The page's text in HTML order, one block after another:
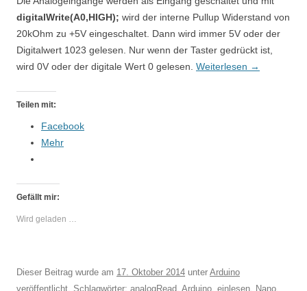
digitalWrite(A0,HIGH); wird der interne Pullup Widerstand von
20kOhm zu +5V eingeschaltet. Dann wird immer 5V oder der
Digitalwert 1023 gelesen. Nur wenn der Taster gedrückt ist,
wird 0V oder der digitale Wert 0 gelesen. Weiterlesen →
Teilen mit:
Facebook
Mehr
Gefällt mir:
Wird geladen …
Dieser Beitrag wurde am 17. Oktober 2014 unter Arduino
veröffentlicht. Schlagwörter: analogRead, Arduino, einlesen, Nano,